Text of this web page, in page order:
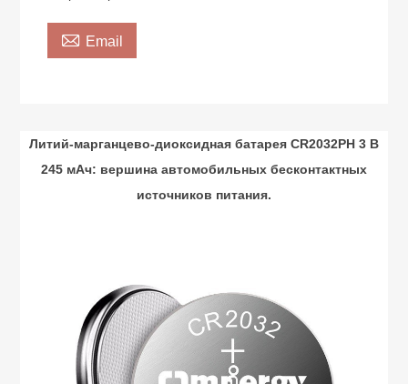
 Email
Литий-марганцево-диоксидная батарея CR2032PH 3 В
245 мАч: вершина автомобильных бесконтактных
источников питания.